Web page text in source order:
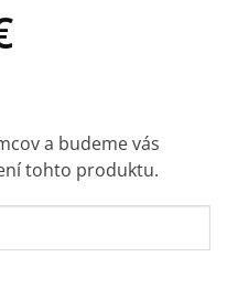
Aktuálna
8,50 €.
a budeme vás
tohto produktu.